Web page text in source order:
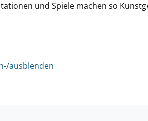
und Spiele machen so
ausblenden